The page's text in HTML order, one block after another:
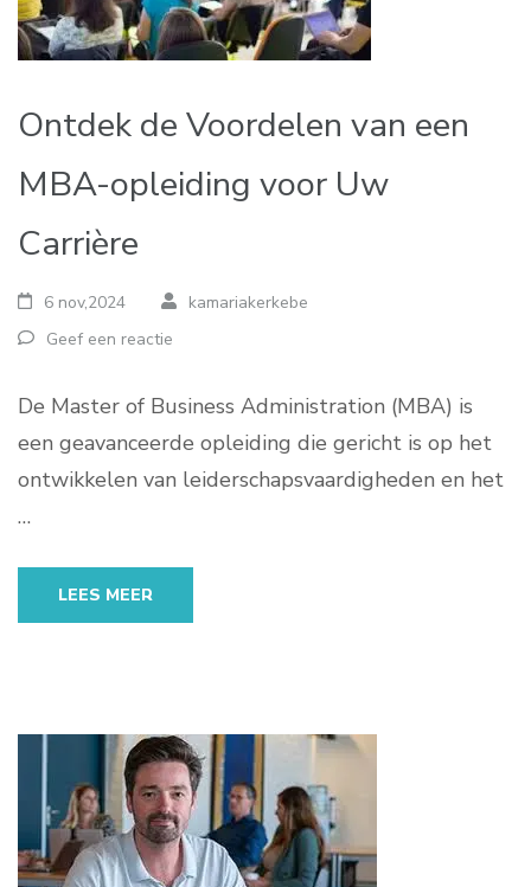
Ontdek de Voordelen van een
MBA-opleiding voor Uw
Carrière
6 nov,2024
kamariakerkebe
Geef een reactie
De Master of Business Administration (MBA) is
een geavanceerde opleiding die gericht is op het
ontwikkelen van leiderschapsvaardigheden en het
…
LEES MEER